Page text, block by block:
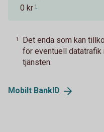
0 kr 1
1
Det enda som kan
för eventuell datatrafik
tjänsten.
Mobilt BankID